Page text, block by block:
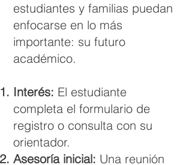
estudiantes y familias puedan
enfocarse en lo más
importante: su futuro
académico.
Interés: El estudiante
completa el formulario de
registro o consulta con su
orientador.
Asesoría inicial: Una reunión